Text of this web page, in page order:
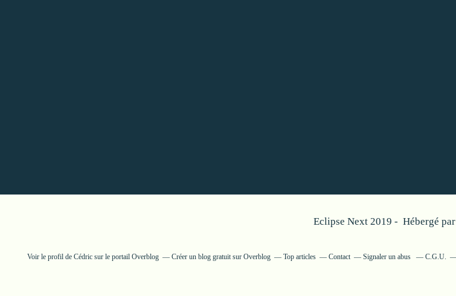
Eclipse Next 2019 - Hébergé par
Voir le profil de Cédric sur le portail Overblog Créer un blog gratuit sur Overblog Top articles Contact Signaler un abus C.G.U.